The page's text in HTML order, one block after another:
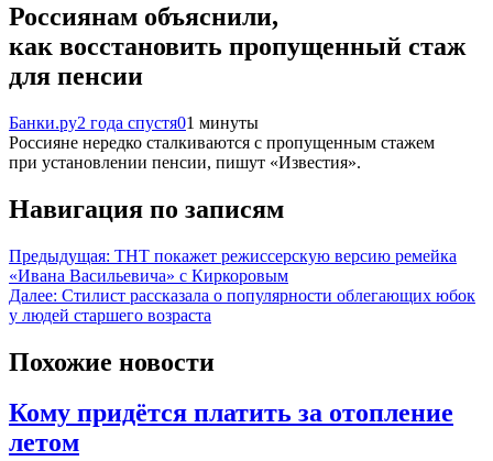
Россиянам объяснили,
как восстановить пропущенный стаж
для пенсии
Банки.ру2 года спустя01 минуты
Россияне нередко сталкиваются с пропущенным стажем
при установлении пенсии, пишут «Известия».
Навигация по записям
Предыдущая: ТНТ покажет режиссерскую версию ремейка
«Ивана Васильевича» с Киркоровым
Далее: Стилист рассказала о популярности облегающих юбок
у людей старшего возраста
Похожие новости
Кому придётся платить за отопление
летом